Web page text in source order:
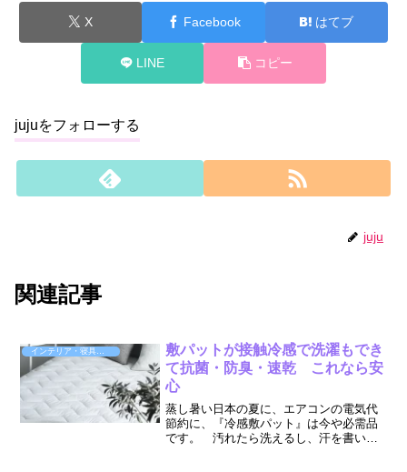
X Facebook はてブ
LINE コピー
jujuをフォローする
juju
関連記事
敷パットが接触冷感で洗濯もでき
て抗菌・防臭・速乾 これなら安
心
蒸し暑い日本の夏に、エアコンの電気代
節約に、『冷感敷パット』は今や必需品
です。 汚れたら洗えるし、汗を書いて